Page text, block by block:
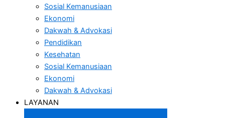
Sosial Kemanusiaan
Ekonomi
Dakwah & Advokasi
Pendidikan
Kesehatan
Sosial Kemanusiaan
Ekonomi
Dakwah & Advokasi
LAYANAN